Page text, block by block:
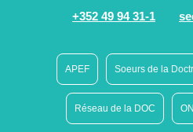
+352 49 94 31-1
APEF Soeurs de la
Réseau de la DOC